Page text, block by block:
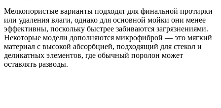
Мелкопористые варианты подходят для финальной протирки
или удаления влаги, однако для основной мойки они менее
эффективны, поскольку быстрее забиваются загрязнениями.
Некоторые модели дополняются микрофиброй — это мягкий
материал с высокой абсорбцией, подходящий для стекол и
деликатных элементов, где обычный поролон может
оставлять разводы.